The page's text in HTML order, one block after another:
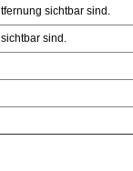
sichtbar sind.
sind.